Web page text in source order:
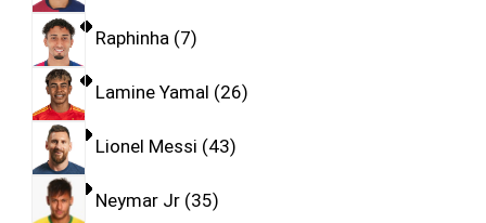
Raphinha 7
Lamine Yamal 26
Lionel Messi 43
Neymar Jr 35